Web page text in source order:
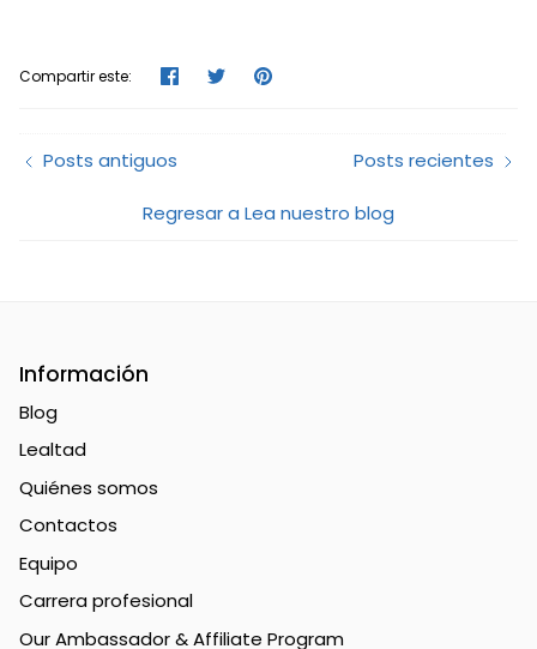
Compartir este: Compartir
TuitearHacer
Posts antiguos
Regresar a Lea nuestro blog
Posts recientes
Información
Blog
Lealtad
Quiénes somos
Contactos
Equipo
Carrera profesional
Our Ambassador & Affiliate Program